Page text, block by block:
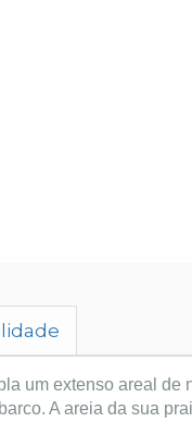
um extenso areal de
A areia da sua